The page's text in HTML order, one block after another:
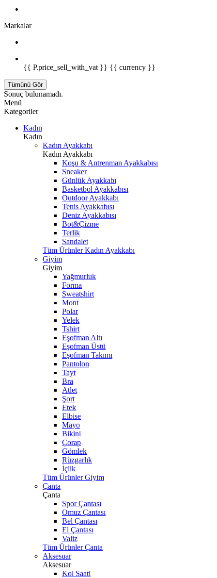
Markalar
{{ P.price_sell_with_vat }} {{ currency }}
Tümünü Gör
Sonuç bulunamadı.
Menü
Kategoriler
Kadın
Kadın
Kadın Ayakkabı
Kadın Ayakkabı
Koşu & Antrenman Ayakkabısı
Sneaker
Günlük Ayakkabı
Basketbol Ayakkabısı
Outdoor Ayakkabı
Tenis Ayakkabısı
Deniz Ayakkabısı
Bot&Çizme
Terlik
Sandalet
Tüm Ürünler Kadın Ayakkabı
Giyim
Giyim
Yağmurluk
Forma
Sweatshirt
Mont
Polar
Yelek
Tshirt
Eşofman Altı
Eşofman Üstü
Eşofman Takımı
Pantolon
Tayt
Bra
Atlet
Şort
Etek
Elbise
Mayo
Bikini
Çorap
Gömlek
Rüzgarlık
İçlik
Tüm Ürünler Giyim
Çanta
Çanta
Spor Çantası
Omuz Çantası
Bel Çantası
El Çantası
Valiz
Tüm Ürünler Çanta
Aksesuar
Aksesuar
Kol Saati